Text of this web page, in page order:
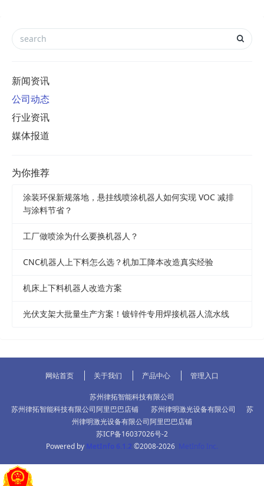
新闻资讯
公司动态
行业资讯
媒体报道
为你推荐
涂装环保新规落地，悬挂线喷涂机器人如何实现 VOC 减排
与涂料节省？
工厂做喷涂为什么要换机器人？
CNC机器人上下料怎么选？机加工降本改造真实经验
机床上下料机器人改造方案
光伏支架大批量生产方案！镀锌件专用焊接机器人流水线
网站首页 关于我们 产品中心 管理入口
苏州律拓智能科技有限公司
苏州律拓智能科技有限公司阿里巴巴店铺
苏州律明激光设备有限公司
苏
州律明激光设备有限公司阿里巴巴店铺
苏ICP备16037026号-2
Powered by MetInfo 6.1.2 ©2008-2026 MetInfo Inc.